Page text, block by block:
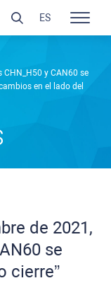
СHN_H50 y CAN60 se
en el lado del
de 2021,
se
cierre”
ES